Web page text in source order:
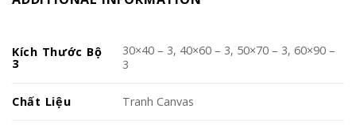
Kích Thước Bộ
3
30×40 – 3, 40×60 – 3, 50×70 – 3, 60×90 –
3
Chất Liệu Tranh Canvas